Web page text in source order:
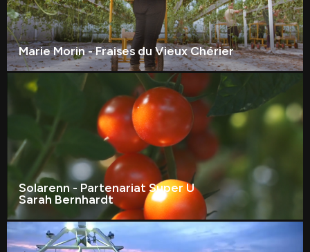
Marie Morin - Fraises du Vieux Chérier
Solarenn - Partenariat Super U
Sarah Bernhardt